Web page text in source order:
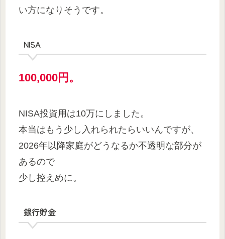
い方になりそうです。
NISA
100,000円。
NISA投資用は10万にしました。
本当はもう少し入れられたらいいんですが、
2026年以降家庭がどうなるか不透明な部分が
あるので
少し控えめに。
銀行貯金